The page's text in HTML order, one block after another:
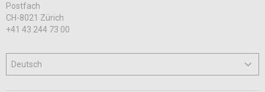
Postfach
CH-8021 Zürich
+41 43 244 73 00